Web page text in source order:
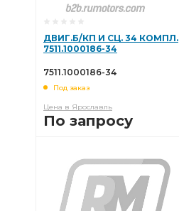
ДВИГ.Б/КП И СЦ. 34 КОМПЛ.
7511.1000186-34
7511.1000186-34
Под заказ
Цена в Ярославль
По запросу